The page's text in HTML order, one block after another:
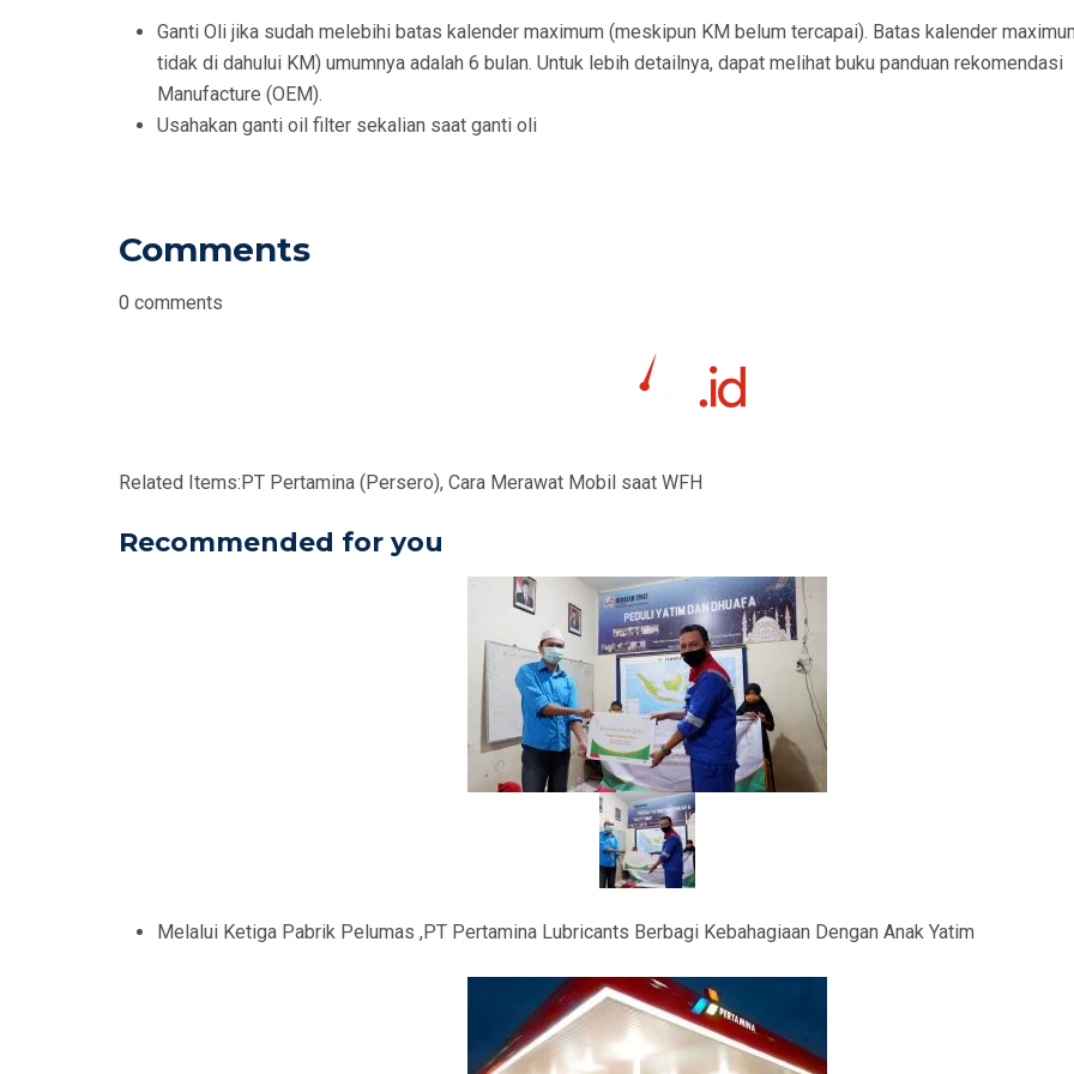
Ganti Oli jika sudah melebihi batas kalender maximum (meskipun KM belum tercapai). Batas kalender
tidak di dahului KM) umumnya adalah 6 bulan. Untuk lebih detailnya, dapat melihat buku panduan rekomendasi
Manufacture (OEM).
Usahakan ganti oil filter sekalian saat ganti oli
Comments
0 comments
Related Items: PT Pertamina (Persero), Cara Merawat Mobil saat WFH
Recommended for you
Melalui Ketiga Pabrik Pelumas ,PT Pertamina Lubricants Berbagi Kebahagiaan Dengan Anak Yatim